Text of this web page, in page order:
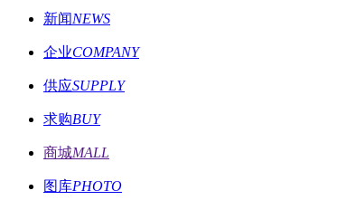
新闻NEWS
企业COMPANY
供应SUPPLY
求购BUY
商城MALL
图库PHOTO